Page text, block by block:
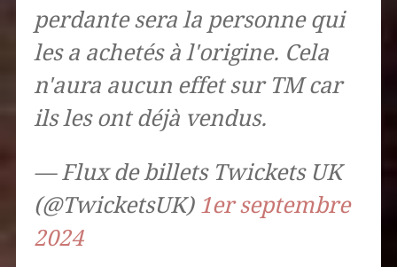
perdante sera la personne qui
les a achetés à l'origine. Cela
n'aura aucun effet sur TM car
ils les ont déjà vendus.
— Flux de billets Twickets UK
(@TwicketsUK) 1er septembre
2024